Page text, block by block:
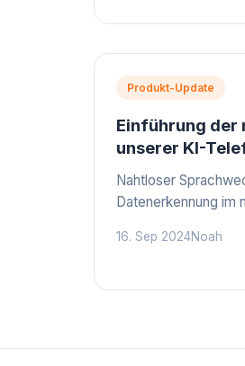
Produkt-Update
Einführung der
unserer KI-
Nahtloser
Datenerkennung im
16. Sep 2024Noah